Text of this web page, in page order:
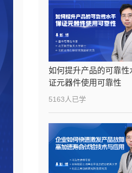
如何提升产品的可靠性
证元器件使用可靠性
5163人已学